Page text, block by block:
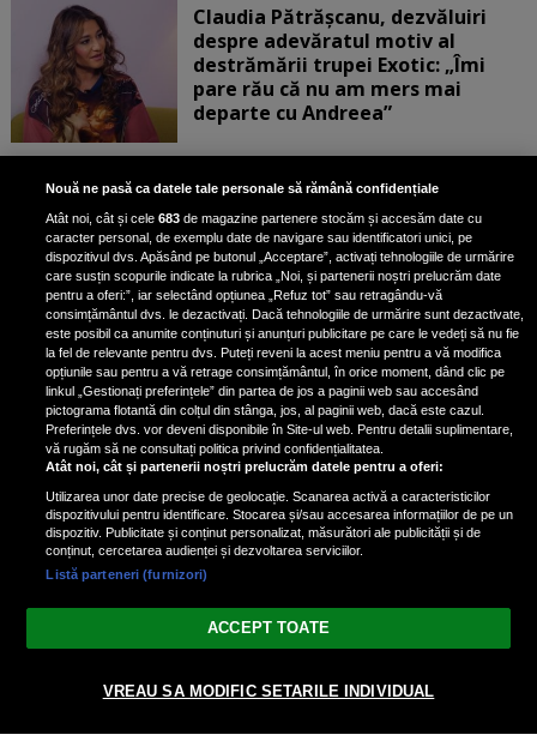
Claudia Pătrășcanu, dezvăluiri
despre adevăratul motiv al
destrămării trupei Exotic: „Îmi
pare rău că nu am mers mai
departe cu Andreea”
Scene incredibile! Ilinca Vandici a
pus mâna pe aparatul de
fotografiat al unui paparazzo și i l-
a aruncat la gunoi: „S-a dus la
poliție. Nu mai aveam aer”
Oana Moșneagu, mărturisiri
despre începutul relației cu Vlad
Gherman: „Eu am fost îngrozită de
aceasta posibilă relație”
Nouă ne pasă ca datele tale personale să rămână confidențiale
Atât noi, cât și cele683 de magazine partenere stocăm și accesăm date cu
caracter personal, de exemplu date de navigare sau identificatori unici, pe
dispozitivul dvs. Apăsând pe butonul „Acceptare”, activați tehnologiile de urmărire
care susțin scopurile indicate la rubrica „Noi, și partenerii noștri prelucrăm date
pentru a oferi:”, iar selectând opțiunea „Refuz tot” sau retragându-vă
consimțământul dvs. le dezactivați. Dacă tehnologiile de urmărire sunt dezactivate,
este posibil ca anumite conținuturi și anunțuri publicitare pe care le vedeți să nu fie
la fel de relevante pentru dvs. Puteți reveni la acest meniu pentru a vă modifica
opțiunile sau pentru a vă retrage consimțământul, în orice moment, dând clic pe
linkul „Gestionați preferințele” din partea de jos a paginii web sau accesând
pictograma flotantă din colțul din stânga, jos, al paginii web, dacă este cazul.
Preferințele dvs. vor deveni disponibile în Site-ul web. Pentru detalii suplimentare,
vă rugăm să ne consultați politica privind confidențialitatea.
Atât noi, cât și partenerii noștri prelucrăm datele pentru a oferi:
Utilizarea unor date precise de geolocație. Scanarea activă a caracteristicilor
dispozitivului pentru identificare. Stocarea și/sau accesarea informațiilor de pe un
dispozitiv. Publicitate și conținut personalizat, măsurători ale publicității și de
conținut, cercetarea audienței și dezvoltarea serviciilor.
Listă parteneri (furnizori)
ACCEPT TOATE
VREAU SA MODIFIC SETARILE INDIVIDUAL